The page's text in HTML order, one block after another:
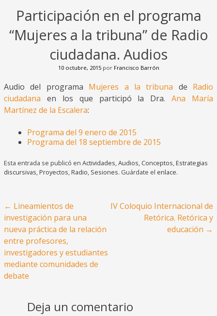
Participación en el programa
“Mujeres a la tribuna” de Radio
ciudadana. Audios
10 octubre, 2015por Francisco Barrón
Audio del programa Mujeres a la tribuna de Radio
ciudadana en los que participó la Dra.Ana María
Martínez de la Escalera:
Programa del 9 enero de 2015
Programa del 18 septiembre de 2015
Esta entrada se publicó en Actividades,Audios, Conceptos,Estrategias
discursivas,Proyectos,Radio, Sesiones. Guárdate el enlace.
Navegación de la entrada
← Lineamientos de
investigación para una
nueva práctica de la relación
entre profesores,
investigadores y estudiantes
mediante comunidades de
debate
IV Coloquio Internacional de
Retórica. Retórica y
educación →
Deja un comentario